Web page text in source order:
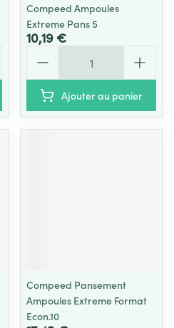
Compeed Ampoules
Extreme Pans 5
10,19 €
Ajouter au panier
Compeed Pansement
Ampoules Extreme Format
Econ.10